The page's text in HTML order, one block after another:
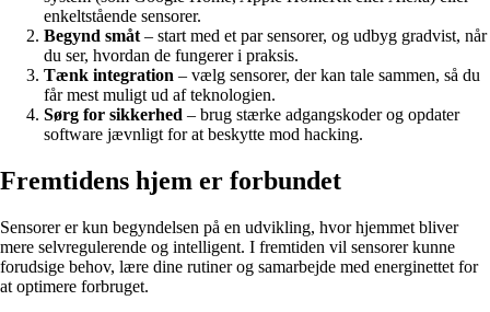
enkeltstående sensorer.
Begynd småt – start med et par sensorer, og udbyg gradvist, når
du ser, hvordan de fungerer i praksis.
Tænk integration – vælg sensorer, der kan tale sammen, så du
får mest muligt ud af teknologien.
Sørg for sikkerhed – brug stærke adgangskoder og opdater
software jævnligt for at beskytte mod hacking.
Fremtidens hjem er forbundet
Sensorer er kun begyndelsen på en udvikling, hvor hjemmet bliver
mere selvregulerende og intelligent. I fremtiden vil sensorer kunne
forudsige behov, lære dine rutiner og samarbejde med energinettet for
at optimere forbruget.